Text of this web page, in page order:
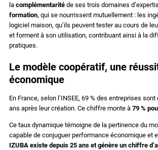
la complémentarité de ses trois domaines
formation, qui se nourrissent mutuellement : les
logiciel maison, qu’ils peuvent tester au cours de
et forment à son utilisation, contribuant ainsi à la
pratiques.
Le modèle coopératif, une
économique
En France, selon l’INSEE, 69 % des entreprises
ans après leur création. Ce chiffre monte à 79 %
Ce taux dynamique témoigne de la pertinence du
capable de conjuguer performance économique et
IZUBA existe depuis 25 ans et génère un chiffre